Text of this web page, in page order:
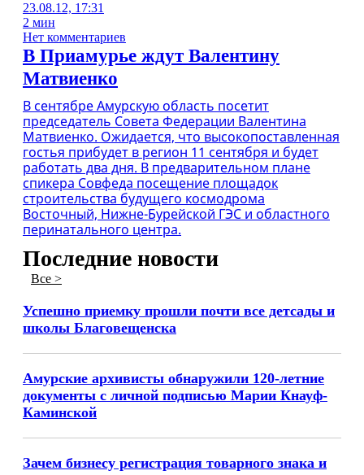
23.08.12, 17:31
2 мин
Нет комментариев
В Приамурье ждут Валентину
Матвиенко
В сентябре Амурскую область посетит
председатель Совета Федерации Валентина
Матвиенко. Ожидается, что высокопоставленная
гостья прибудет в регион 11 сентября и будет
работать два дня. В предварительном плане
спикера Совфеда посещение площадок
строительства будущего космодрома
Восточный, Нижне-Бурейской ГЭС и областного
перинатального центра.
Последние новости
Все >
Успешно приемку прошли почти все детсады и
школы Благовещенска
Амурские архивисты обнаружили 120-летние
документы с личной подписью Марии Кнауф-
Каминской
Зачем бизнесу регистрация товарного знака и